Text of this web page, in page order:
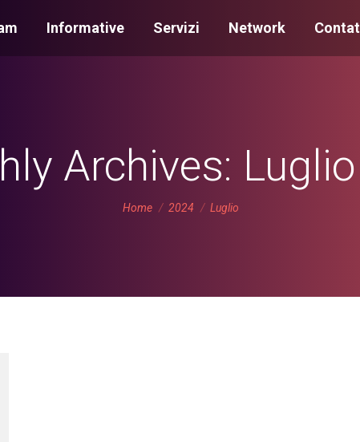
Informative Servizi Network
Archives:
You are here:
Home 2024 Luglio